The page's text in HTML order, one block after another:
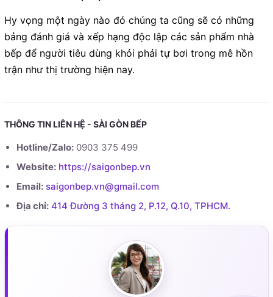
Hy vọng một ngày nào đó chúng ta cũng sẽ có những
bảng đánh giá và xếp hạng độc lập các sản phẩm nhà
bếp để người tiêu dùng khỏi phải tự bơi trong mê hồn
trận như thị trường hiện nay.
THÔNG TIN LIÊN HỆ - SÀI GÒN BẾP
Hotline/Zalo: 0903 375 499
Website: https://saigonbep.vn
Email: saigonbep.vn@gmail.com
Địa chỉ: 414 Đường 3 tháng 2, P.12, Q.10, TPHCM.